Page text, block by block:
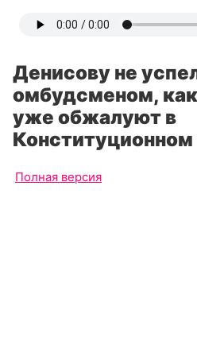
Денисову не
омбудсменом, как
уже обжалуют в
Конституционном
Полная версия